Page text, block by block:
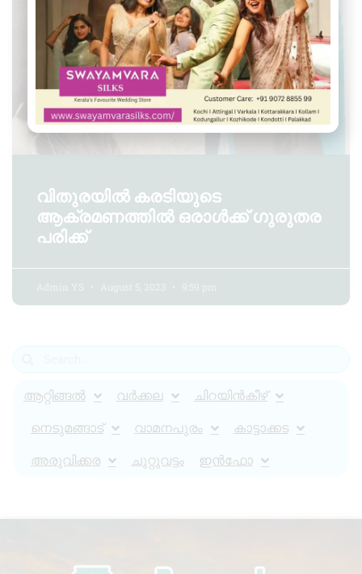
അരുവിക്കര
വിതുരയില്‍ കരടിയുടെ
ആക്രമണത്തില്‍ ഒരാള്‍ക്ക് ഗുരുതര
പരിക്ക്
Admin YS August 5, 2023 9:59 pm
ആറ്റിങ്ങൽ വർക്കല ചിറയിൻകീഴ്
നെടുമങ്ങാട് വാമനപുരം കാട്ടാക്കട
അരുവിക്കര ചുറ്റുവട്ടം ഇൻഫോ